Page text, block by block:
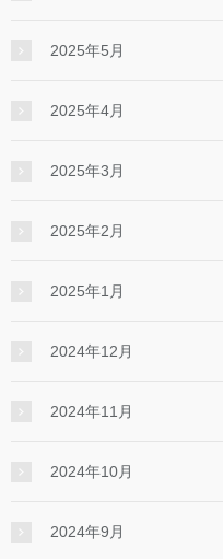
2025年5月
2025年4月
2025年3月
2025年2月
2025年1月
2024年12月
2024年11月
2024年10月
2024年9月